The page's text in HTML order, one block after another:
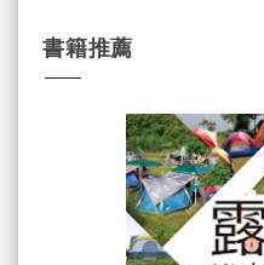
書籍推薦